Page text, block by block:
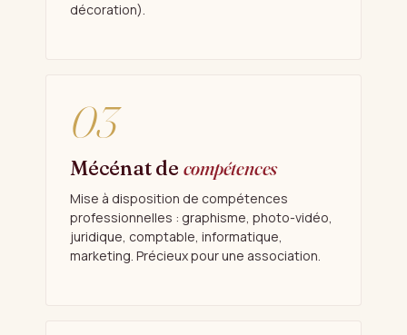
décoration).
03
Mécénat de compétences
Mise à disposition de compétences
professionnelles : graphisme, photo-vidéo,
juridique, comptable, informatique,
marketing. Précieux pour une association.